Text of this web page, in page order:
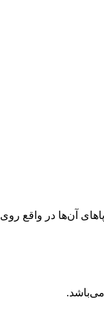
آن‌ها در واقع روی